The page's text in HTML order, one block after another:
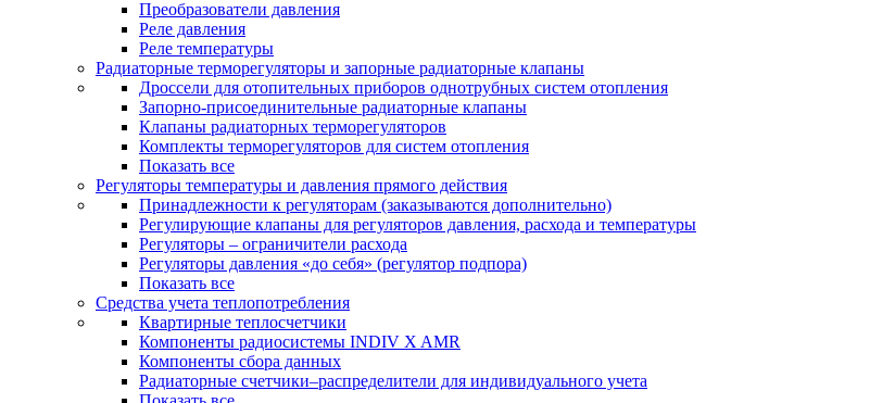
Преобразователи давления
Реле давления
Реле температуры
Радиаторные терморегуляторы и запорные радиаторные клапаны
Дроссели для отопительных приборов однотрубных систем отопления
Запорно-присоединительные радиаторные клапаны
Клапаны радиаторных терморегуляторов
Комплекты терморегуляторов для систем отопления
Показать все
Регуляторы температуры и давления прямого действия
Принадлежности к регуляторам (заказываются дополнительно)
Регулирующие клапаны для регуляторов давления, расхода и температуры
Регуляторы – ограничители расхода
Регуляторы давления «до себя» (регулятор подпора)
Показать все
Средства учета теплопотребления
Квартирные теплосчетчики
Компоненты радиосистемы INDIV X AMR
Компоненты сбора данных
Радиаторные счетчики–распределители для индивидуального учета